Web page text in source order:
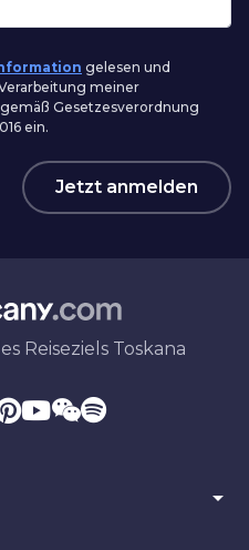
gelesen und
meiner
Gesetzesverordnung
ein.
Jetzt anmelden
Reiseziels Toskana
arrow_drop_down